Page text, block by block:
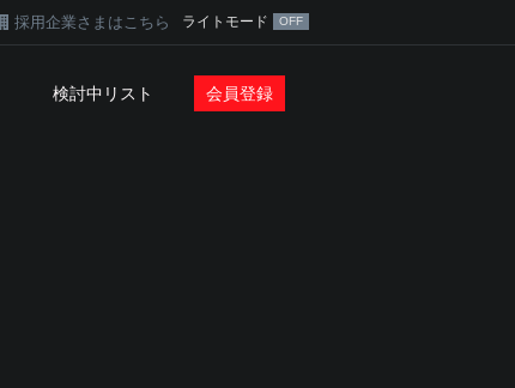
採用企業さまはこちら ライトモード
検討中リスト 会員登録